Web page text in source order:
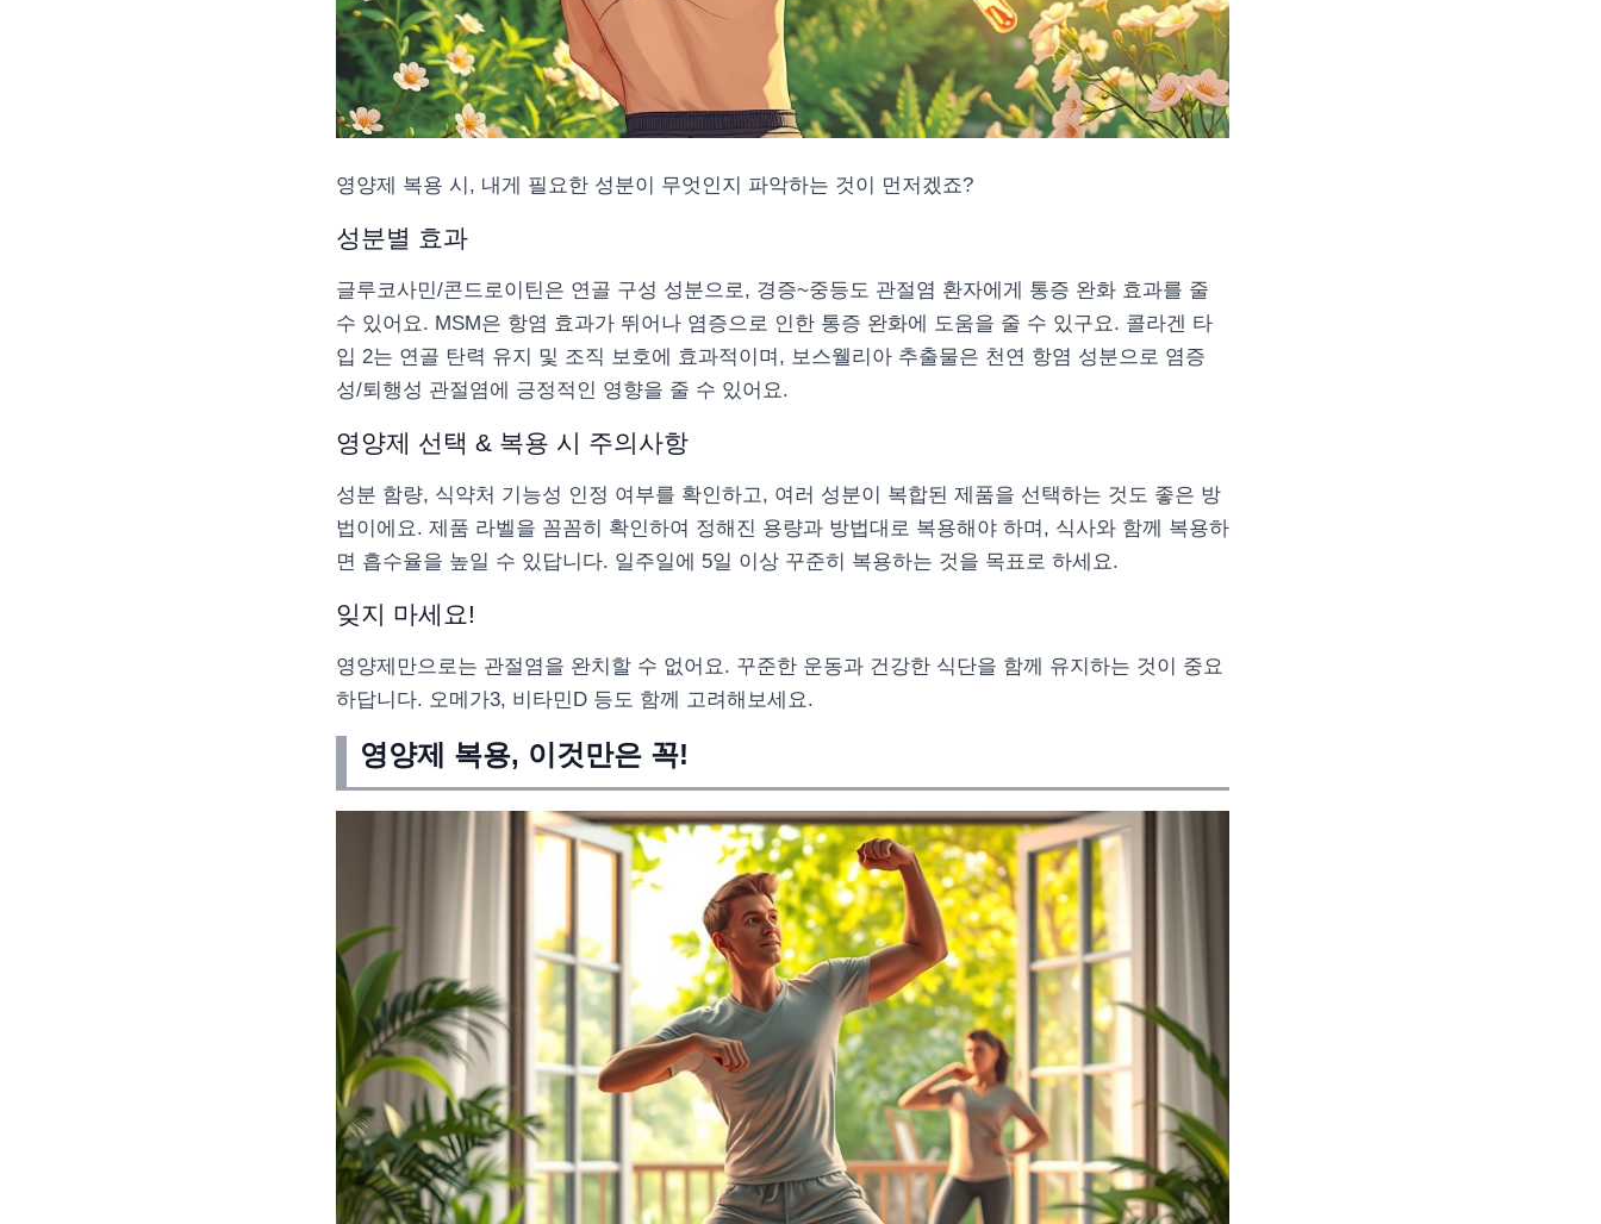
영양제 복용 시, 내게 필요한 성분이 무엇인지 파악하는 것이 먼저겠죠?
성분별 효과
글루코사민/콘드로이틴은 연골 구성 성분으로, 경증~중등도 관절염 환자에게 통증 완화 효과를 줄
수 있어요. MSM은 항염 효과가 뛰어나 염증으로 인한 통증 완화에 도움을 줄 수 있구요. 콜라겐 타
입 2는 연골 탄력 유지 및 조직 보호에 효과적이며, 보스웰리아 추출물은 천연 항염 성분으로 염증
성/퇴행성 관절염에 긍정적인 영향을 줄 수 있어요.
영양제 선택 & 복용 시 주의사항
성분 함량, 식약처 기능성 인정 여부를 확인하고, 여러 성분이 복합된 제품을 선택하는 것도 좋은 방
법이에요. 제품 라벨을 꼼꼼히 확인하여 정해진 용량과 방법대로 복용해야 하며, 식사와 함께 복용하
면 흡수율을 높일 수 있답니다. 일주일에 5일 이상 꾸준히 복용하는 것을 목표로 하세요.
잊지 마세요!
영양제만으로는 관절염을 완치할 수 없어요. 꾸준한 운동과 건강한 식단을 함께 유지하는 것이 중요
하답니다. 오메가3, 비타민D 등도 함께 고려해보세요.
영양제 복용, 이것만은 꼭!